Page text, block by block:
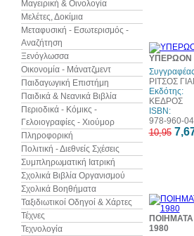
Μαγειρική & Οινολογία
Μελέτες, Δοκίμια
Μεταφυσική - Εσωτερισμός -
Αναζήτηση
Ξενόγλωσσα
Οικονομία - Μάνατζμεντ
Παιδαγωγική Επιστήμη
Παιδικά & Νεανικά Βιβλία
Περιοδικά - Κόμικς -
Γελοιογραφίες - Χιούμορ
Πληροφορική
Πολιτική - Διεθνείς Σχέσεις
Συμπληρωματική Ιατρική
Σχολικά Βιβλία Οργανισμού
Σχολικά Βοηθήματα
Ταξιδιωτικοί Οδηγοί & Χάρτες
Τέχνες
Τεχνολογία
ΥΠΕΡΩΟΝ
ΡΙΤΣΟΣ
Εκδότης:
ΚΕΔΡΟΣ
ISBN:
978-960-
10,95
1980